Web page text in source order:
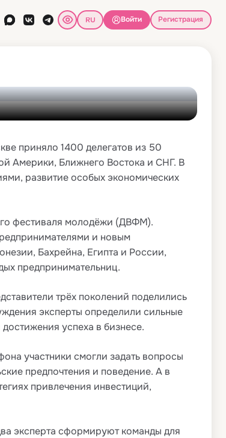
Войти Регистрация
приняло 1400 делегатов из 50
Америки, Ближнего Востока и СНГ. В
развитие особых экономических
фестиваля молодёжи (ДВФМ).
и новым
Бахрейна, Египта и России,
предпринимательниц.
трёх поколений поделились
эксперты определили сильные
успеха в бизнесе.
участники смогли задать вопросы
предпочтения и поведение. А в
привлечения инвестиций,
эксперта сформируют команды для